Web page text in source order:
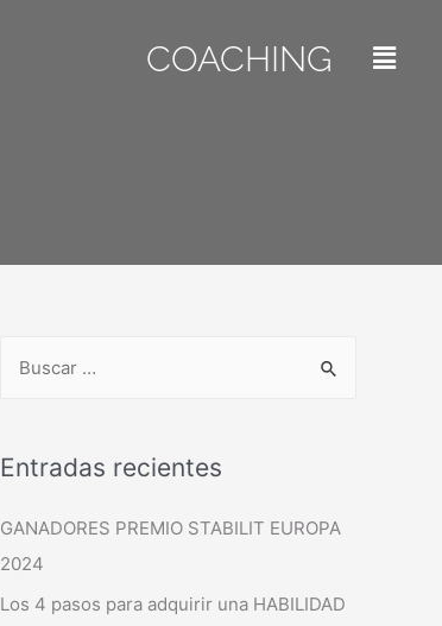
COACHING
Entradas recientes
GANADORES PREMIO STABILIT EUROPA
2024
Los 4 pasos para adquirir una HABILIDAD